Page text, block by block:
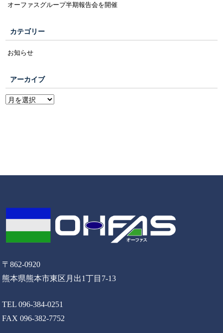
オーファスグループ半期報告会を開催
カテゴリー
お知らせ
アーカイブ
〒862-0920
熊本県熊本市東区月出1丁目7-13
TEL 096-384-0251
FAX 096-382-7752